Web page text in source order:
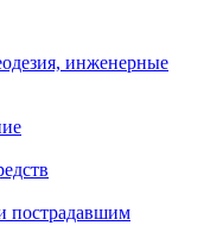
инженерные
пострадавшим